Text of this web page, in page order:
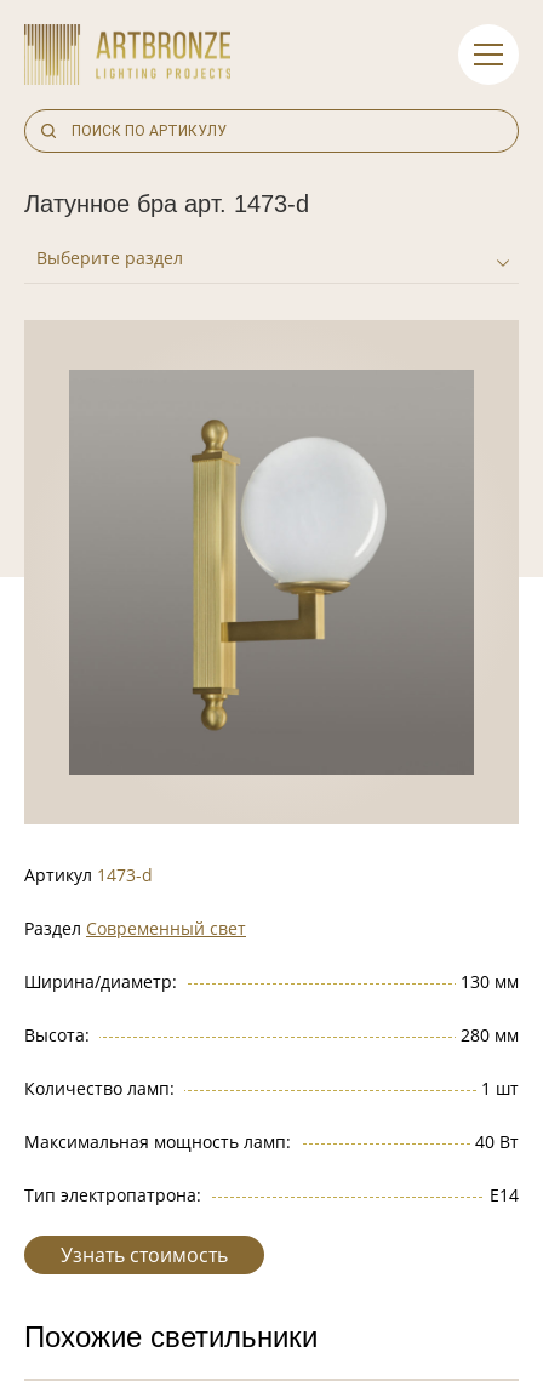
content
Латунное бра арт. 1473-d
Выберите раздел
Артикул 1473-d
Раздел Современный свет
Ширина/диаметр: 130 мм
Высота: 280 мм
Количество ламп: 1 шт
Максимальная мощность ламп: 40 Вт
Тип электропатрона: Е14
Узнать стоимость
Похожие светильники